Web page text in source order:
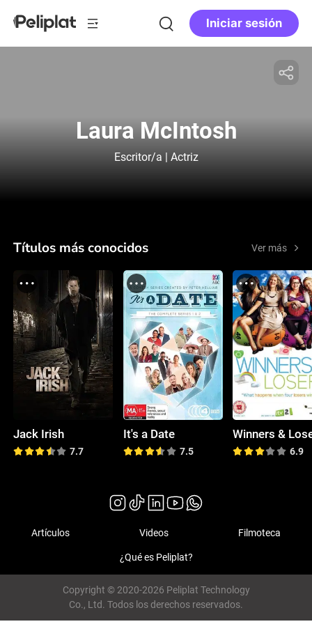
Iniciar sesión
Laura McIntosh
Escritor/a | Actriz
Títulos más conocidos Ver más
Jack Irish
7.7
It's a Date
7.5
Winners &
6.9
Artículos Videos Filmoteca
¿Qué es Peliplat?
Copyright © 2020-2026 Peliplat Technology
Co., Ltd. Todos los derechos reservados.